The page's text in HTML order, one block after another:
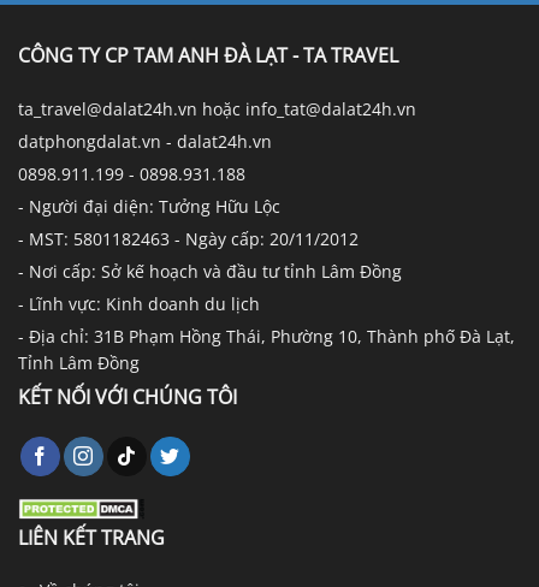
CÔNG TY CP TAM ANH ĐÀ LẠT - TA TRAVEL
ta_travel@dalat24h.vn hoặc info_tat@dalat24h.vn
datphongdalat.vn - dalat24h.vn
0898.911.199 - 0898.931.188
- Người đại diện: Tưởng Hữu Lộc
- MST: 5801182463 - Ngày cấp: 20/11/2012
- Nơi cấp: Sở kế hoạch và đầu tư tỉnh Lâm Đồng
- Lĩnh vực: Kinh doanh du lịch
- Địa chỉ: 31B Phạm Hồng Thái, Phường 10, Thành phố Đà Lạt,
Tỉnh Lâm Đồng
KẾT NỐI VỚI CHÚNG TÔI
LIÊN KẾT TRANG